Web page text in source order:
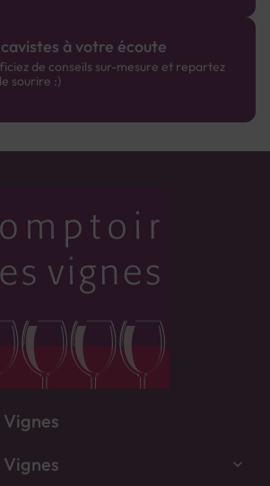
à votre écoute
de conseils sur-mesure et repartez
sourire :)